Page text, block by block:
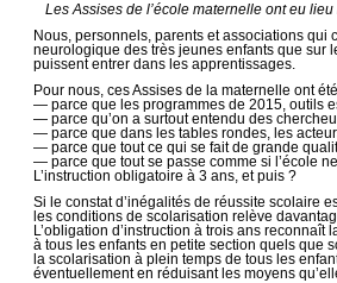
Les Assises de l’école maternelle ont eu
Nous, personnels, parents et associations
neurologique des très jeunes enfants que sur
puissent entrer dans les apprentissages.
Pour nous, ces Assises de la maternelle ont
— parce que les programmes de 2015, outils
— parce qu’on a surtout entendu des
— parce que dans les tables rondes, les
— parce que tout ce qui se fait de grande
— parce que tout se passe comme si l’école
L’instruction obligatoire à 3 ans, et puis ?
Si le constat d’inégalités de réussite scolaire
les conditions de scolarisation relève
L’obligation d’instruction à trois ans
à tous les enfants en petite section quels que
la scolarisation à plein temps de tous les
éventuellement en réduisant les moyens